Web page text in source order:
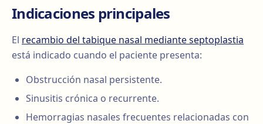
Indicaciones principales
El recambio del tabique nasal mediante septoplastia
está indicado cuando el paciente presenta:
Obstrucción nasal persistente.
Sinusitis crónica o recurrente.
Hemorragias nasales frecuentes relacionadas con